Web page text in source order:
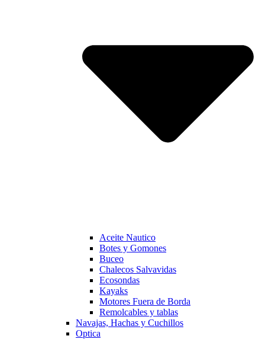
Aceite Nautico
Botes y Gomones
Buceo
Chalecos Salvavidas
Ecosondas
Kayaks
Motores Fuera de Borda
Remolcables y tablas
Navajas, Hachas y Cuchillos
Optica